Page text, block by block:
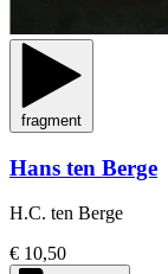
fragment
Hans ten Berge
H.C. ten Berge
€ 10,50